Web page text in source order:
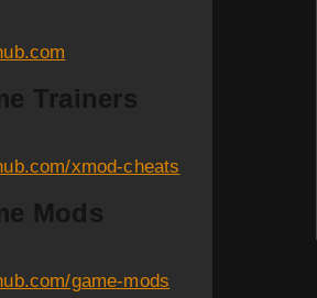
Trainers
xmod-cheats
Mods
game-mods